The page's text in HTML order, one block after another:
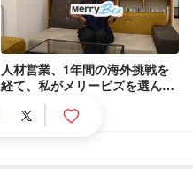
人材営業、1年間の海外挑戦を
経て、私がメリービズを選んだ